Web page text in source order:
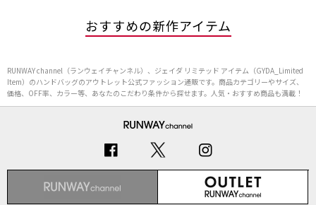
おすすめの新作アイテム
RUNWAY channel（ランウェイチャンネル）、ジェイダ リミテッド アイテム（GYDA_Limited
Item）のハンドバッグのアウトレット公式ファッション通販です。商品カテゴリーやサイズ、
価格、OFF率、カラー等、あなたのこだわり条件から探せます。人気・おすすめ商品も満載！